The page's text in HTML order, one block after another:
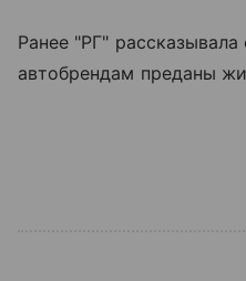
Ранее "РГ"
автобрендам преданы